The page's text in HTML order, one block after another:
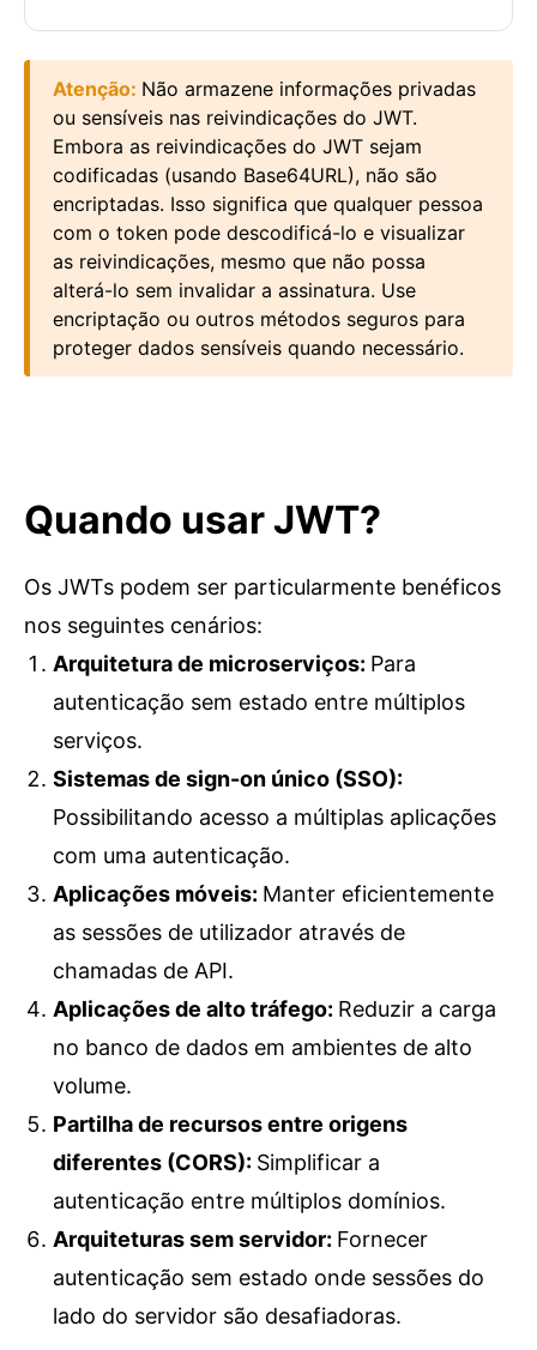
Atenção: Não armazene informações privadas
ou sensíveis nas reivindicações do JWT.
Embora as reivindicações do JWT sejam
codificadas (usando Base64URL), não são
encriptadas. Isso significa que qualquer pessoa
com o token pode descodificá-lo e visualizar
as reivindicações, mesmo que não possa
alterá-lo sem invalidar a assinatura. Use
encriptação ou outros métodos seguros para
proteger dados sensíveis quando necessário.
Quando usar JWT?
Os JWTs podem ser particularmente benéficos
nos seguintes cenários:
Arquitetura de microserviços: Para
autenticação sem estado entre múltiplos
serviços.
Sistemas de sign-on único (SSO):
Possibilitando acesso a múltiplas aplicações
com uma autenticação.
Aplicações móveis: Manter eficientemente
as sessões de utilizador através de
chamadas de API.
Aplicações de alto tráfego: Reduzir a carga
no banco de dados em ambientes de alto
volume.
Partilha de recursos entre origens
diferentes (CORS): Simplificar a
autenticação entre múltiplos domínios.
Arquiteturas sem servidor: Fornecer
autenticação sem estado onde sessões do
lado do servidor são desafiadoras.